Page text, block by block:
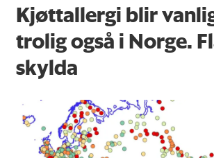
Kjøttallergi blir
trolig også i Norge.
skylda